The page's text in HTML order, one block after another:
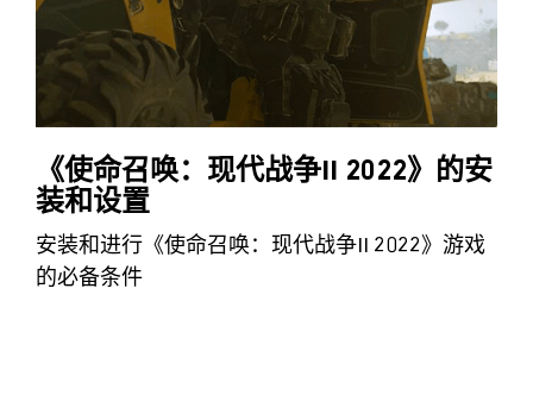
《使命召唤：现代战争II 2022》的安
装和设置
安装和进行《使命召唤：现代战争II 2022》游戏
的必备条件